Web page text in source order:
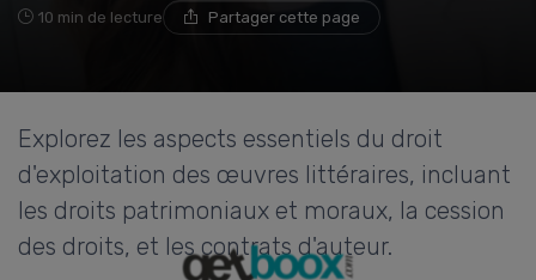
10 min de lecture Partager cette page
Explorez les aspects essentiels du droit
d'exploitation des œuvres littéraires, incluant
les droits patrimoniaux et moraux, la cession
des droits, et les contrats d'auteur.